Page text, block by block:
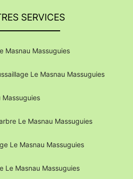
SERVICES
Masnau Massuguies
Le Masnau Massuguies
Massuguies
Le Masnau Massuguies
Le Masnau Massuguies
Le Masnau Massuguies